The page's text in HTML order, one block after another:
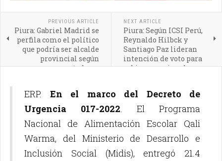
PREVIOUS ARTICLE
Piura: Gabriel Madrid se
perfila como el político
que podría ser alcalde
provincial según
encuestadoras
NEXT ARTICLE
Piura: Según ICSI Perú,
Reynaldo Hilbck y
Santiago Paz lideran
intención de voto para
gobierno regional
ERP. En el marco del Decreto de
Urgencia 017-2022 . El Programa
Nacional de Alimentación Escolar Qali
Warma, del Ministerio de Desarrollo e
Inclusión Social (Midis), entregó 21.4